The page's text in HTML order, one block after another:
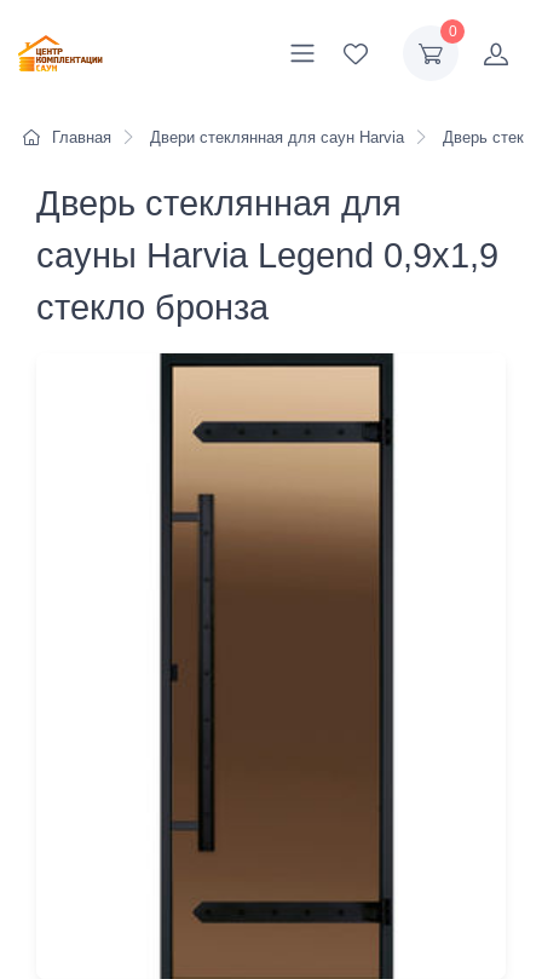
0
Главная Двери стеклянная для саун Harvia Дверь
Дверь стеклянная для
сауны Harvia Legend 0,9х1,9
стекло бронза